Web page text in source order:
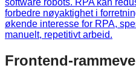
forbedre nøyaktighet i
økende interesse for RPA,
manuelt, repetitivt arbeid.
Frontend-